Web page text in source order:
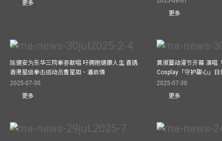
更多
更多
陈健安为东华三院拳赛献唱 吁拥抱健康人生 喜遇
香港星级拳击运动员曹星如、潘启情
2025-07-30
更多
黄淑蔓动漫节开幕 演唱
Cosplay「守护甜心」
2025-07-30
更多